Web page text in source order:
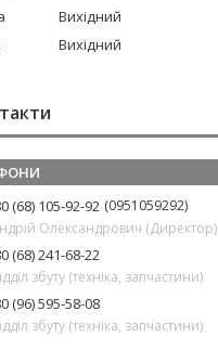
Вихідний
Вихідний
(68) 105-92-92 0951059292
Олександрович (Директор)
(68) 241-68-22
збуту (техніка, запчастини)
(96) 595-58-08
збуту (техніка, запчастини)